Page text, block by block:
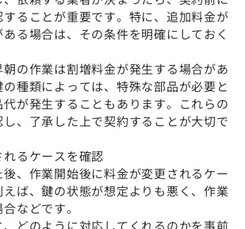
ることが重要です。特に、追加料金が
る場合は、その条件を明確にしておく
の作業は割増料金が発生する場合があ
の種類によっては、特殊な部品が必要と
が発生することもあります。これらの
、了承した上で契約することが大切で
るケースを確認
、作業開始後に料金が変更されるケー
ば、鍵の状態が想定よりも悪く、作業
などです。
どのように対応してくれるのかを事前